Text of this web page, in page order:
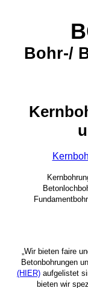
Bohr-/
„Wir bieten faire
Betonbohrungen
(HIER) aufgelistet
bieten wir